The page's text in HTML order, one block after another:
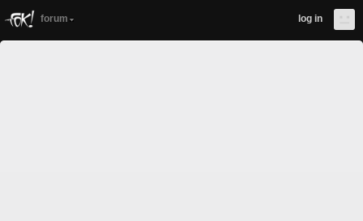
forum log in